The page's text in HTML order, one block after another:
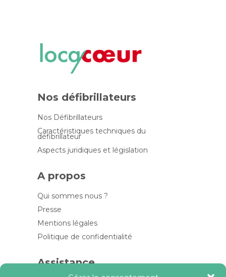
Nos défibrillateurs
Nos Défibrillateurs
Caractéristiques techniques du
défibrillateur
Aspects juridiques et législation
A propos
Qui sommes nous ?
Presse
Mentions légales
Politique de confidentialité
Assistance